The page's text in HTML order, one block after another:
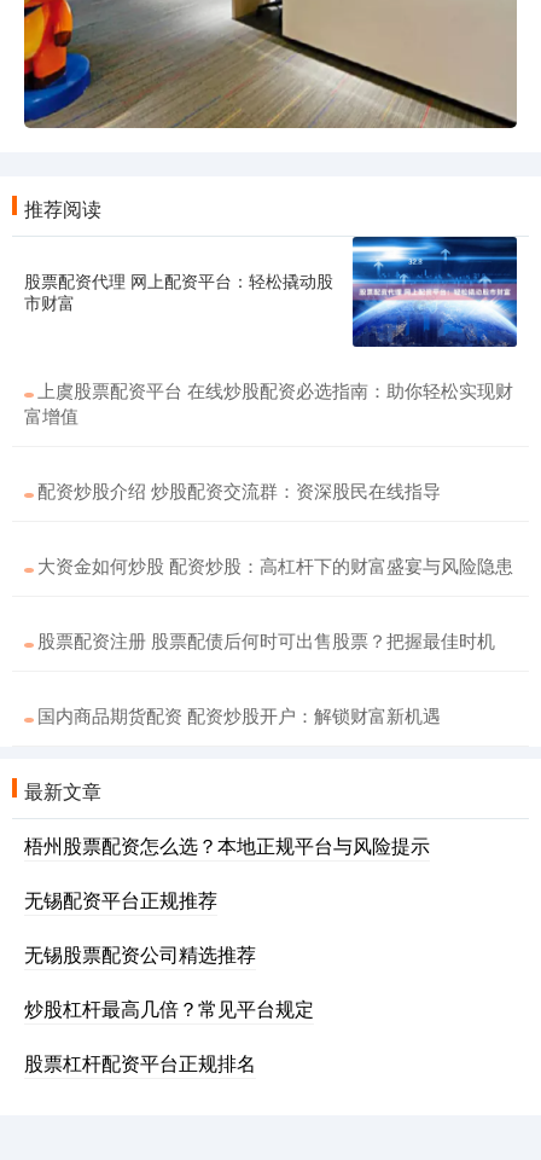
推荐阅读
股票配资代理 网上配资平台：轻松撬动股
市财富
上虞股票配资平台 在线炒股配资必选指南：助你轻松实现财
富增值
配资炒股介绍 炒股配资交流群：资深股民在线指导
大资金如何炒股 配资炒股：高杠杆下的财富盛宴与风险隐患
股票配资注册 股票配债后何时可出售股票？把握最佳时机
国内商品期货配资 配资炒股开户：解锁财富新机遇
最新文章
梧州股票配资怎么选？本地正规平台与风险提示
无锡配资平台正规推荐
无锡股票配资公司精选推荐
炒股杠杆最高几倍？常见平台规定
股票杠杆配资平台正规排名